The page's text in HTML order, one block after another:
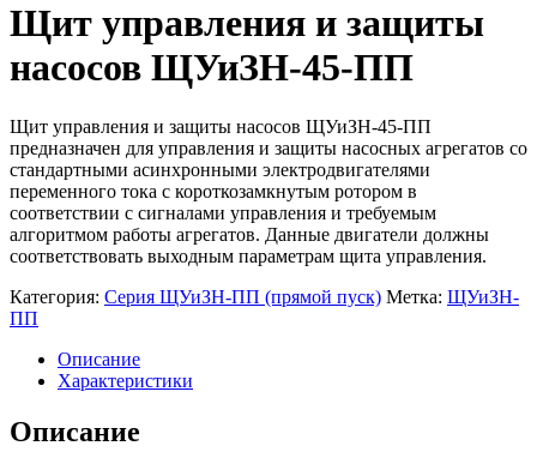
Щит управления и защиты
насосов ЩУиЗН-45-ПП
Щит управления и защиты насосов ЩУиЗН-45-ПП
предназначен для управления и защиты насосных агрегатов со
стандартными асинхронными электродвигателями
переменного тока с короткозамкнутым ротором в
соответствии с сигналами управления и требуемым
алгоритмом работы агрегатов. Данные двигатели должны
соответствовать выходным параметрам щита управления.
Категория: Серия ЩУиЗН-ПП (прямой пуск) Метка: ЩУиЗН-
ПП
Описание
Характеристики
Описание